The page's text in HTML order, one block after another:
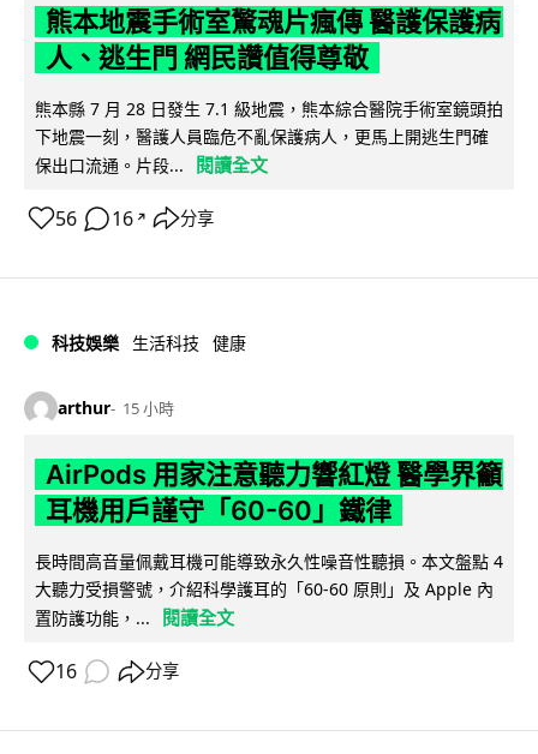
熊本地震手術室驚魂片瘋傳 醫護保護病
人、逃生門 網民讚值得尊敬
熊本縣 7 月 28 日發生 7.1 級地震，熊本綜合醫院手術室鏡頭拍
下地震一刻，醫護人員臨危不亂保護病人，更馬上開逃生門確
保出口流通。片段...
閱讀全文
56 16 ↗ 分享
科技娛樂 生活科技 健康
arthur 15 小時
AirPods 用家注意聽力響紅燈 醫學界籲
耳機用戶謹守「60-60」鐵律
長時間高音量佩戴耳機可能導致永久性噪音性聽損。本文盤點 4
大聽力受損警號，介紹科學護耳的「60-60 原則」及 Apple 內
置防護功能，...
閱讀全文
16 分享